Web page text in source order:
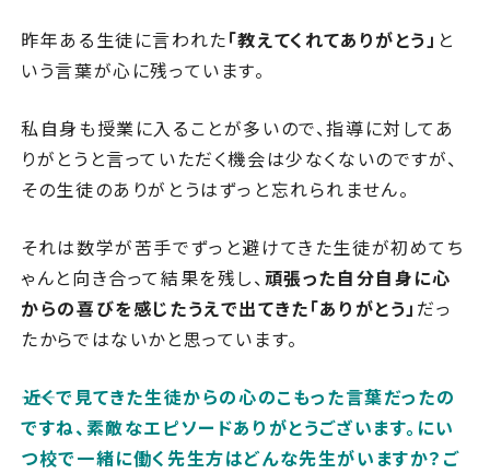
昨年ある生徒に言われた「教えてくれてありがとう」 と
いう言葉が心に残っています。
私自身も授業に入ることが多いので、指導に対してあ
りがとうと言っていただく機会は少なくないのですが、
その生徒のありがとうはずっと忘れられません。
それは数学が苦手でずっと避けてきた生徒が初めてち
ゃんと向き合って結果を残し、頑張った自分自身に心
からの喜びを感じたうえで出てきた「ありがとう」 だっ
たからではないかと思っています。
――近くで見てきた生徒からの心のこもった言葉だったの
ですね、素敵なエピソードありがとうございます。にい
つ校で一緒に働く先生方はどんな先生がいますか？ご